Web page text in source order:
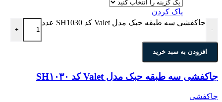
پاک کردن
-
جاکفشی سه طبقه حبک مدل Valet کد SH1030 عدد
+
افزودن به سبد خرید
جاکفشی سه طبقه حبک مدل Valet کد SH۱۰۳۰
جاکفشی